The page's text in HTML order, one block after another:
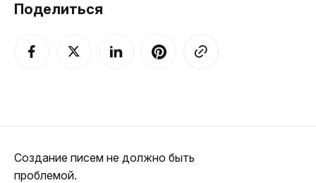
Поделиться
Создание писем не должно быть
проблемой.